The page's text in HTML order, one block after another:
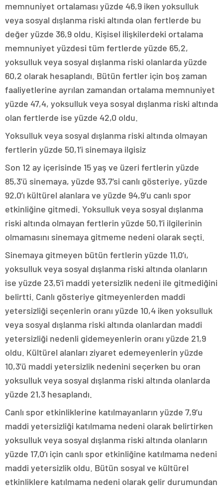
memnuniyet ortalaması yüzde 46,9 iken yoksulluk
veya sosyal dışlanma riski altında olan fertlerde bu
değer yüzde 36,9 oldu. Kişisel ilişkilerdeki ortalama
memnuniyet yüzdesi tüm fertlerde yüzde 65,2,
yoksulluk veya sosyal dışlanma riski olanlarda yüzde
60,2 olarak hesaplandı. Bütün fertler için boş zaman
faaliyetlerine ayrılan zamandan ortalama memnuniyet
yüzde 47,4, yoksulluk veya sosyal dışlanma riski altında
olan fertlerde ise yüzde 42,0 oldu.
Yoksulluk veya sosyal dışlanma riski altında olmayan
fertlerin yüzde 50,1’i sinemaya ilgisiz
Son 12 ay içerisinde 15 yaş ve üzeri fertlerin yüzde
85,3’ü sinemaya, yüzde 93,7’si canlı gösteriye, yüzde
92,0’ı kültürel alanlara ve yüzde 94,9’u canlı spor
etkinliğine gitmedi. Yoksulluk veya sosyal dışlanma
riski altında olmayan fertlerin yüzde 50,1’i ilgilerinin
olmamasını sinemaya gitmeme nedeni olarak seçti.
Sinemaya gitmeyen bütün fertlerin yüzde 11,0’ı,
yoksulluk veya sosyal dışlanma riski altında olanların
ise yüzde 23,5’i maddi yetersizlik nedeni ile gitmediğini
belirtti. Canlı gösteriye gitmeyenlerden maddi
yetersizliği seçenlerin oranı yüzde 10,4 iken yoksulluk
veya sosyal dışlanma riski altında olanlardan maddi
yetersizliği nedenli gidemeyenlerin oranı yüzde 21,9
oldu. Kültürel alanları ziyaret edemeyenlerin yüzde
10,3’ü maddi yetersizlik nedenini seçerken bu oran
yoksulluk veya sosyal dışlanma riski altında olanlarda
yüzde 21,3 hesaplandı.
Canlı spor etkinliklerine katılmayanların yüzde 7,9’u
maddi yetersizliği katılmama nedeni olarak belirtirken
yoksulluk veya sosyal dışlanma riski altında olanların
yüzde 17,0’ı için canlı spor etkinliğine katılmama nedeni
maddi yetersizlik oldu. Bütün sosyal ve kültürel
etkinliklere katılmama nedeni olarak gelir durumundan